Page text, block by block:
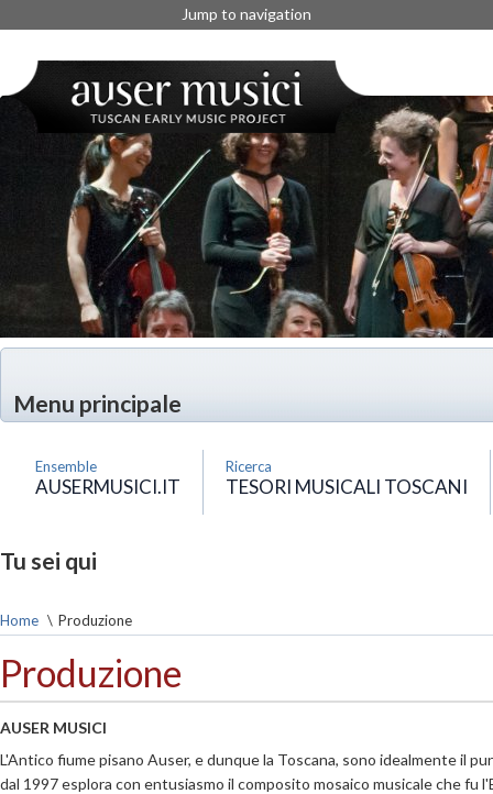
Jump to navigation
Menu principale
Ensemble
AUSERMUSICI.IT
Ricerca
TESORI MUSICALI TOSCANI
Tu sei qui
Home \ Produzione
Produzione
AUSER MUSICI
L'Antico fiume pisano Auser, e dunque la Toscana, sono idealmente il
dal 1997 esplora con entusiasmo il composito mosaico musicale che fu